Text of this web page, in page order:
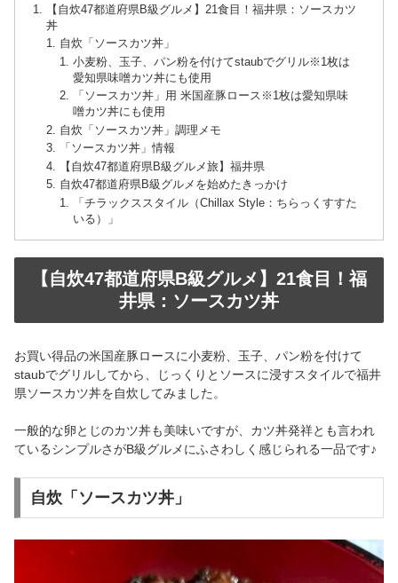
【自炊47都道府県B級グルメ】21食目！福井県：ソースカツ
丼
自炊「ソースカツ丼」
小麦粉、玉子、パン粉を付けてstaubでグリル※1枚は
愛知県味噌カツ丼にも使用
「ソースカツ丼」用 米国産豚ロース※1枚は愛知県味
噌カツ丼にも使用
自炊「ソースカツ丼」調理メモ
「ソースカツ丼」情報
【自炊47都道府県B級グルメ旅】福井県
自炊47都道府県B級グルメを始めたきっかけ
「チラックススタイル（Chillax Style：ちらっくすすた
いる）」
【自炊47都道府県B級グルメ】21食目！福
井県：ソースカツ丼
お買い得品の米国産豚ロースに小麦粉、玉子、パン粉を付けて
staubでグリルしてから、じっくりとソースに浸すスタイルで福井
県ソースカツ丼を自炊してみました。
一般的な卵とじのカツ丼も美味いですが、カツ丼発祥とも言われ
ているシンプルさがB級グルメにふさわしく感じられる一品です♪
自炊「ソースカツ丼」